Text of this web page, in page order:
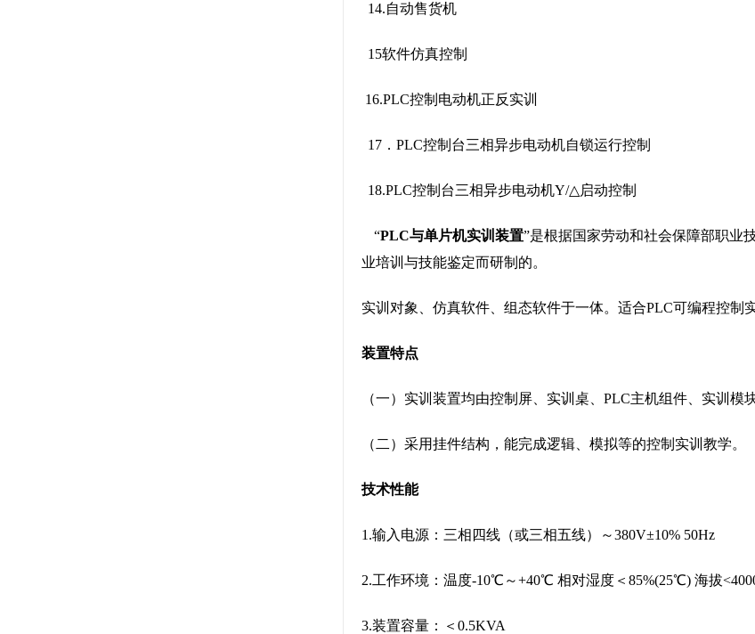
14.自动售货机
15软件仿真控制
16.PLC控制电动机正反实训
17．PLC控制台三相异步电动机自锁运行控制
18.PLC控制台三相异步电动机Y/△启动控制
“PLC与单片机实训装置”是根据国家劳动和社会保障部职业
业培训与技能鉴定而研制的。
实训对象、仿真软件、组态软件于一体。适合PLC可编程控制
装置特点
（一）实训装置均由控制屏、实训桌、PLC主机组件、实训模
（二）采用挂件结构，能完成逻辑、模拟等的控制实训教学。
技术性能
1.输入电源：三相四线（或三相五线）～380V±10% 50Hz
2.工作环境：温度-10℃～+40℃ 相对湿度＜85%(25℃) 海拔
3.装置容量：＜0.5KVA